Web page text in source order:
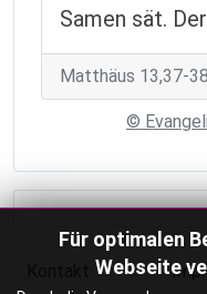
Samen sät.
Matthäus 13,37-38
©
Für optimalen
Webseite